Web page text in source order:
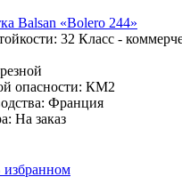
Balsan «Bolero 244»
32 Класс -
опасности: КМ2
Франция
На заказ